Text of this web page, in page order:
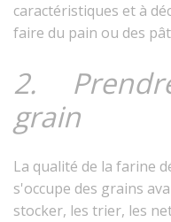
caractéristiques et à
faire du pain ou des
2.
grain
La qualité de la farine
s'occupe des grains
stocker, les trier, les